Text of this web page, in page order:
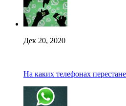
Дек 20, 2020
На каких телефонах